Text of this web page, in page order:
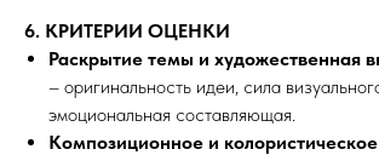
6. КРИТЕРИИ ОЦЕНКИ
Раскрытие темы и художественная
– оригинальность идеи, сила
эмоциональная составляющая.
Композиционное и